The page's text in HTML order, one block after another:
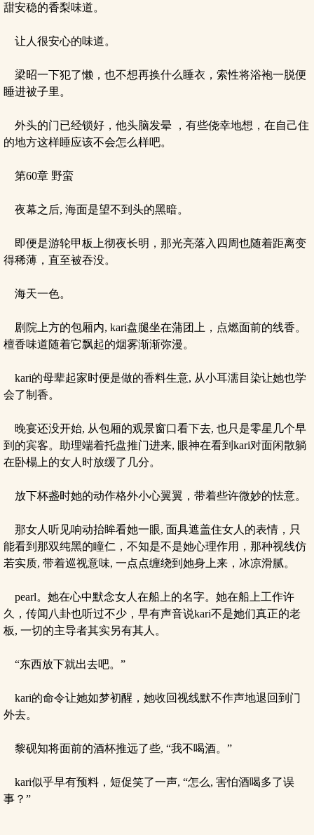
甜安稳的香梨味道。
让人很安心的味道。
梁昭一下犯了懒，也不想再换什么睡衣，索性将浴袍一脱便
睡进被子里。
外头的门已经锁好，他头脑发晕 ，有些侥幸地想，在自己住
的地方这样睡应该不会怎么样吧。
第60章 野蛮
夜幕之后, 海面是望不到头的黑暗。
即便是游轮甲板上彻夜长明，那光亮落入四周也随着距离变
得稀薄，直至被吞没。
海天一色。
剧院上方的包厢内, kari盘腿坐在蒲团上，点燃面前的线香。
檀香味道随着它飘起的烟雾渐渐弥漫。
kari的母辈起家时便是做的香料生意, 从小耳濡目染让她也学
会了制香。
晚宴还没开始, 从包厢的观景窗口看下去, 也只是零星几个早
到的宾客。助理端着托盘推门进来, 眼神在看到kari对面闲散躺
在卧榻上的女人时放缓了几分。
放下杯盏时她的动作格外小心翼翼，带着些许微妙的怯意。
那女人听见响动抬眸看她一眼, 面具遮盖住女人的表情，只
能看到那双纯黑的瞳仁，不知是不是她心理作用，那种视线仿
若实质, 带着巡视意味, 一点点缠绕到她身上来，冰凉滑腻。
pearl。她在心中默念女人在船上的名字。她在船上工作许
久，传闻八卦也听过不少，早有声音说kari不是她们真正的老
板, 一切的主导者其实另有其人。
“东西放下就出去吧。”
kari的命令让她如梦初醒，她收回视线默不作声地退回到门
外去。
黎砚知将面前的酒杯推远了些, “我不喝酒。”
kari似乎早有预料，短促笑了一声, “怎么, 害怕酒喝多了误
事？”